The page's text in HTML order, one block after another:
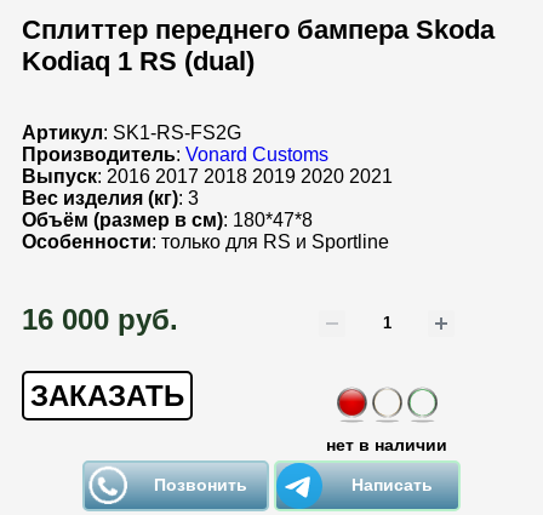
Сплиттер переднего бампера Skoda
Kodiaq 1 RS (dual)
Артикул: SK1-RS-FS2G
Производитель: Vonard Customs
Выпуск: 2016 2017 2018 2019 2020 2021
Вес изделия (кг): 3
Объём (размер в см): 180*47*8
Особенности: только для RS и Sportline
16 000 руб.
ЗАКАЗАТЬ
нет в наличии
Позвонить Написать